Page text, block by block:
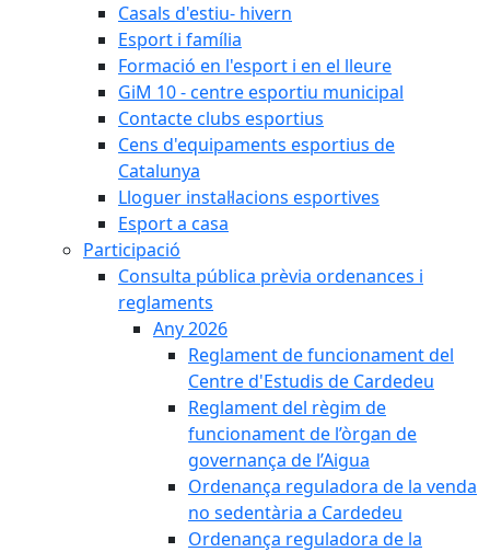
Casals d'estiu- hivern
Esport i família
Formació en l'esport i en el lleure
GiM 10 - centre esportiu municipal
Contacte clubs esportius
Cens d'equipaments esportius de
Catalunya
Lloguer instal·lacions esportives
Esport a casa
Participació
Consulta pública prèvia ordenances i
reglaments
Any 2026
Reglament de funcionament del
Centre d'Estudis de Cardedeu
Reglament del règim de
funcionament de l’òrgan de
governança de l’Aigua
Ordenança reguladora de la venda
no sedentària a Cardedeu
Ordenança reguladora de la